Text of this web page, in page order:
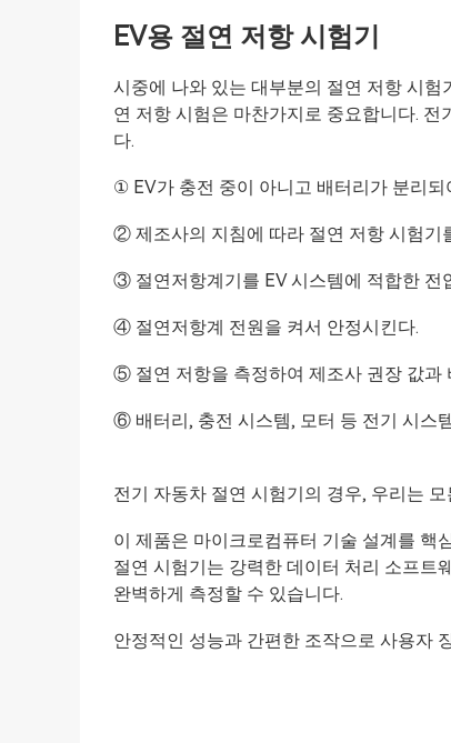
EV용 절연 저항 시험기
시중에 나와 있는 대부분의 절연 저항 시
연 저항 시험은 마찬가지로 중요합니다.
다.
① EV가 충전 중이 아니고 배터리가 분리되
② 제조사의 지침에 따라 절연 저항 시험기
③ 절연저항계기를 EV 시스템에 적합한 전
④ 절연저항계 전원을 켜서 안정시킨다.
⑤ 절연 저항을 측정하여 제조사 권장 값과
⑥ 배터리, 충전 시스템, 모터 등 전기 시스
전기 자동차 절연 시험기의 경우, 우리는
이 제품은 마이크로컴퓨터 기술 설계를 핵
절연 시험기는 강력한 데이터 처리 소프트
완벽하게 측정할 수 있습니다.
안정적인 성능과 간편한 조작으로 사용자